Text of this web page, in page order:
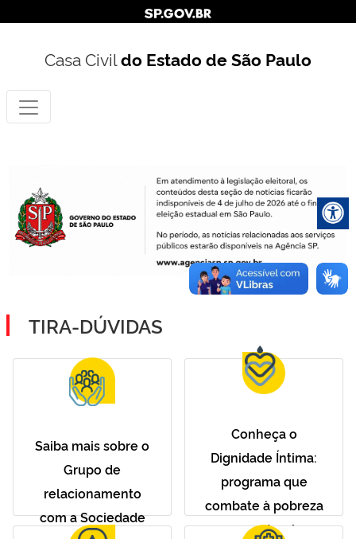
Casa Civildo Estado de São Paulo
TIRA-DÚVIDAS
Saiba mais sobre o
Grupo de
relacionamento
com a Sociedade
Conheça o
Dignidade Íntima:
programa que
combate à pobreza
menstrual